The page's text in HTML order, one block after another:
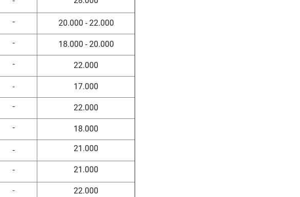
- 20.000 - 22.000
- 18.000 - 20.000
- 22.000
- 17.000
- 22.000
- 18.000
- 21.000
- 21.000
- 22.000